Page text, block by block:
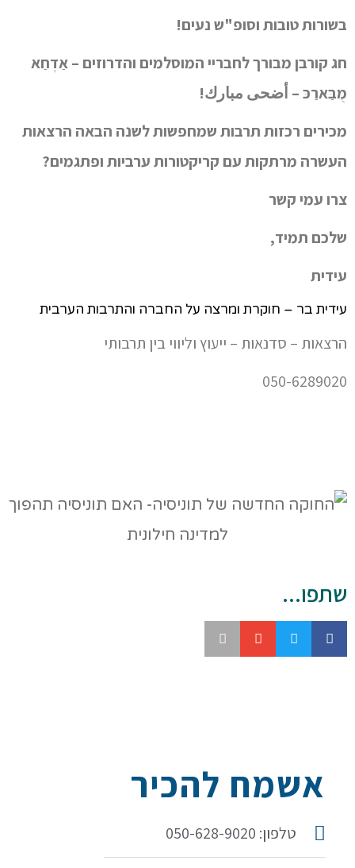
בשורות טובות וסופ"ש נעים!
חג קורבן מבורך לחבריי המוסלמים והדרוזים – אַדְחַא
מֻבַּארַכּ – أضحى مبارك!
מכירים רכזות תרבות שמחפשות לשנה הבאה הרצאות
העשרה מרתקות עם קריקטורות ערביות ופתגמים?
צרו עמי קשר
שלכם תמיד,
עידית
עידית בר – חוקרת ומרצה על החברה והתרבות הערבית
הרצאות – סדנאות – ייעוץ וליווי בין תרבותי
050-6289020
שתפו...
אשמח להכיר
טלפון: 050-628-9020